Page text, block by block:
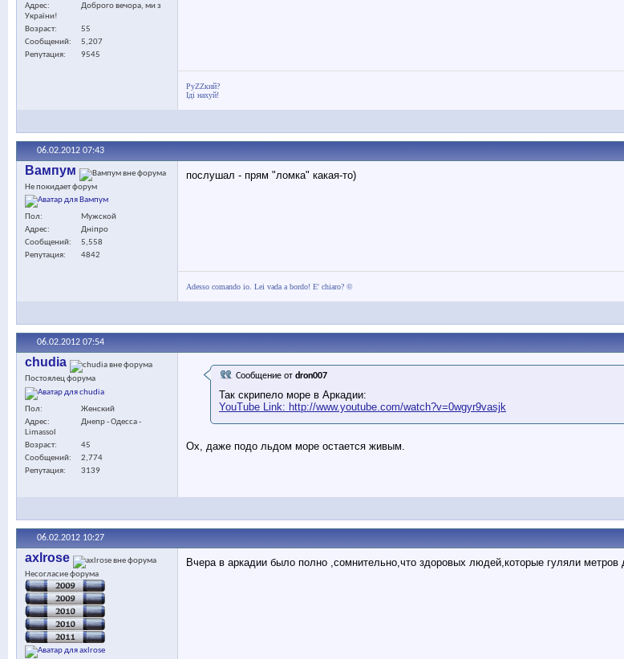
Адрес
Доброго вечора, ми з
України!
Возраст
55
Сообщений
5,207
Репутация
9545
РуZZкий?
Іді нaxyй!
06.02.2012 07:43
Вампум
Не покидает форум
Пол
Мужской
Адрес
Дніпро
Сообщений
5,558
Репутация
4842
послушал - прям "ломка" какая-то)
Adesso comando io. Lei vada a bordo! E' chiaro? ©
06.02.2012 07:54
chudia
Постоялец форума
Пол
Женский
Адрес
Днепр - Одесса -
Limassol
Возраст
45
Сообщений
2,774
Репутация
3139
Сообщение от dron007
Так скрипело море в Аркадии:
YouTube Link: http://www.youtube.com/watch?v=0wgyr9vasjk
Ох, даже подо льдом море остается живым.
06.02.2012 10:27
axlrose
Несогласие форума
Вчера в аркадии было полно ,сомнительно,что здоровых людей,которые гуляли метров